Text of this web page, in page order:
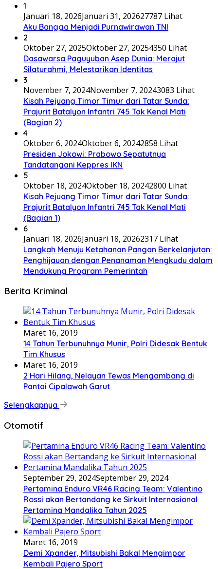
1
Januari 18, 2026Januari 31, 202627787 Lihat
Aku Bangga Menjadi Purnawirawan TNI
2
Oktober 27, 2025Oktober 27, 20254350 Lihat
Dasawarsa Paguyuban Asep Dunia: Merajut
Silaturahmi, Melestarikan Identitas
3
November 7, 2024November 7, 20243083 Lihat
Kisah Pejuang Timor Timur dari Tatar Sunda:
Prajurit Batalyon Infantri 745 Tak Kenal Mati
(Bagian 2)
4
Oktober 6, 2024Oktober 6, 20242858 Lihat
Presiden Jokowi: Prabowo Sepatutnya
Tandatangani Keppres IKN
5
Oktober 18, 2024Oktober 18, 20242800 Lihat
Kisah Pejuang Timor Timur dari Tatar Sunda:
Prajurit Batalyon Infantri 745 Tak Kenal Mati
(Bagian 1)
6
Januari 18, 2026Januari 18, 20262317 Lihat
Langkah Menuju Ketahanan Pangan Berkelanjutan:
Penghijauan dengan Penanaman Mengkudu dalam
Mendukung Program Pemerintah
Berita Kriminal
Maret 16, 2019
14 Tahun Terbunuhnya Munir, Polri Didesak Bentuk
Tim Khusus
Maret 16, 2019
2 Hari Hilang, Nelayan Tewas Mengambang di
Pantai Cipalawah Garut
Selengkapnya
Otomotif
September 29, 2024September 29, 2024
Pertamina Enduro VR46 Racing Team: Valentino
Rossi akan Bertandang ke Sirkuit Internasional
Pertamina Mandalika Tahun 2025
Maret 16, 2019
Demi Xpander, Mitsubishi Bakal Mengimpor
Kembali Pajero Sport